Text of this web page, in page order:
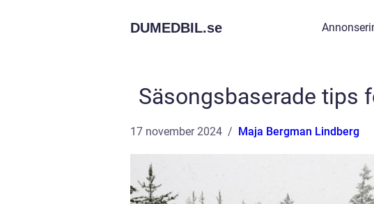
DUMEDBIL.se
Säsongsbaserade tips
17 november 2024 Maja Bergman Lindberg